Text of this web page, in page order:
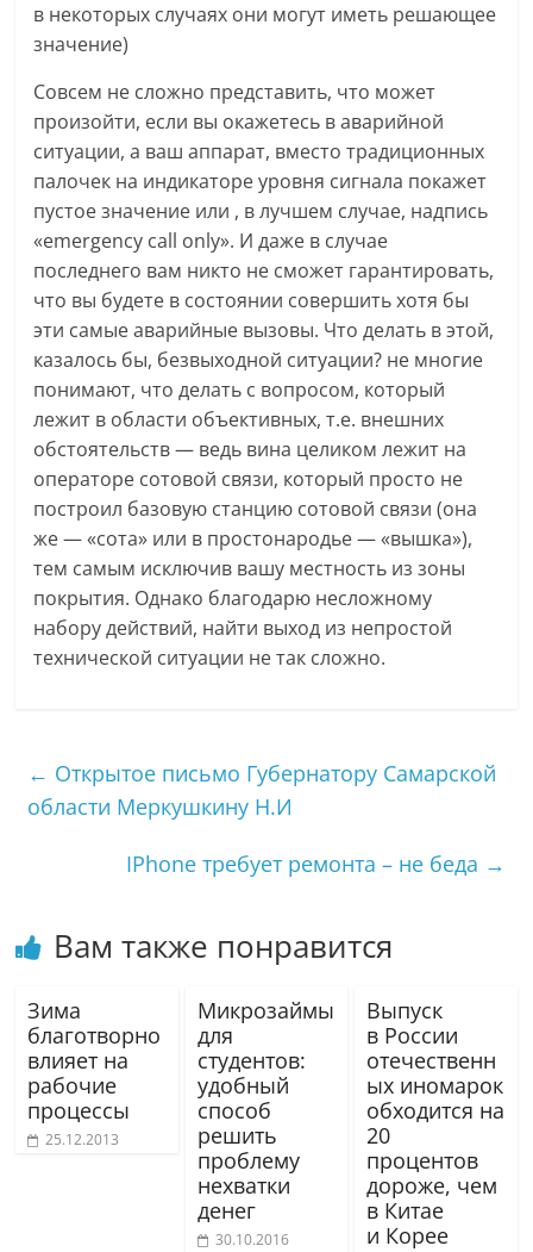
в некоторых случаях они могут иметь решающее
значение)
Совсем не сложно представить, что может
произойти, если вы окажетесь в аварийной
ситуации, а ваш аппарат, вместо традиционных
палочек на индикаторе уровня сигнала покажет
пустое значение или , в лучшем случае, надпись
«emergency call only». И даже в случае
последнего вам никто не сможет гарантировать,
что вы будете в состоянии совершить хотя бы
эти самые аварийные вызовы. Что делать в этой,
казалось бы, безвыходной ситуации? не многие
понимают, что делать с вопросом, который
лежит в области объективных, т.е. внешних
обстоятельств — ведь вина целиком лежит на
операторе сотовой связи, который просто не
построил базовую станцию сотовой связи (она
же — «сота» или в простонародье — «вышка»),
тем самым исключив вашу местность из зоны
покрытия. Однако благодарю несложному
набору действий, найти выход из непростой
технической ситуации не так сложно.
← Открытое письмо Губернатору Самарской
области Меркушкину Н.И
IPhone требует ремонта – не беда →
Вам также понравится
Зима
благотворно
влияет на
рабочие
процессы
25.12.2013
Микрозаймы
для
студентов:
удобный
способ
решить
проблему
нехватки
денег
30.10.2016
Выпуск
в России
отечественн
ых иномарок
обходится на
20
процентов
дороже, чем
в Китае
и Корее